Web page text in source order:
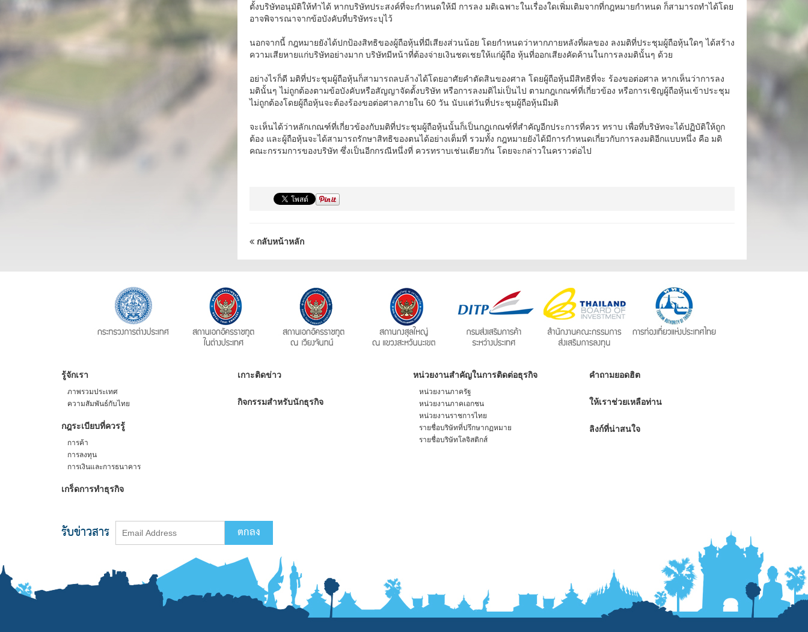
ตั้งบริษัทอนุมัติให้ทำได้ หากบริษัทประสงค์ที่จะกำหนดให้มี การลง มติเฉพาะในเรื่องใดเพิ่มเติมจากที่กฎหมายกำหนด ก็สามารถทำได้โดย
อาจพิจารณาจากข้อบังคับที่บริษัทระบุไว้
นอกจากนี้ กฎหมายยังได้ปกป้องสิทธิของผู้ถือหุ้นที่มีเสียงส่วนน้อย โดยกำหนดว่าหากภายหลังที่ผลของ ลงมติที่ประชุมผู้ถือหุ้นใดๆ ได้สร้าง
ความเสียหายแก่บริษัทอย่างมาก บริษัทมีหน้าที่ต้องจ่ายเงินชดเชยให้แก่ผู้ถือ หุ้นที่ออกเสียงคัดค้านในการลงมตินั้นๆ ด้วย
อย่างไรก็ดี มติที่ประชุมผู้ถือหุ้นก็สามารถลบล้างได้โดยอาศัยคำตัดสินของศาล โดยผู้ถือหุ้นมีสิทธิที่จะ ร้องขอต่อศาล หากเห็นว่าการลง
มตินั้นๆ ไม่ถูกต้องตามข้อบังคับหรือสัญญาจัดตั้งบริษัท หรือการลงมติไม่เป็นไป ตามกฎเกณฑ์ที่เกี่ยวข้อง หรือการเชิญผู้ถือหุ้นเข้าประชุม
ไม่ถูกต้องโดยผู้ถือหุ้นจะต้องร้องขอต่อศาลภายใน 60 วัน นับแต่วันที่ประชุมผู้ถือหุ้นมีมติ
จะเห็นได้ว่าหลักเกณฑ์ที่เกี่ยวข้องกับมติที่ประชุมผู้ถือหุ้นนั้นก็เป็นกฎเกณฑ์ที่สำคัญอีกประการที่ควร ทราบ เพื่อที่บริษัทจะได้ปฏิบัติให้ถูก
ต้อง และผู้ถือหุ้นจะได้สามารถรักษาสิทธิของตนได้อย่างเต็มที่ รวมทั้ง กฎหมายยังได้มีการกำหนดเกี่ยวกับการลงมติอีกแบบหนึ่ง คือ มติ
คณะกรรมการของบริษัท ซึ่งเป็นอีกกรณีหนึ่งที่ ควรทราบเช่นเดียวกัน โดยจะกล่าวในคราวต่อไป
กลับหน้าหลัก
รู้จักเรา
ภาพรวมประเทศ
ความสัมพันธ์กับไทย
กฎระเบียบที่ควรรู้
การค้า
การลงทุน
การเงินและการธนาคาร
เกร็ดการทำธุรกิจ
เกาะติดข่าว
กิจกรรมสำหรับนักธุรกิจ
หน่วยงานสำคัญในการติดต่อธุรกิจ
หน่วยงานภาครัฐ
หน่วยงานภาคเอกชน
หน่วยงานราชการไทย
รายชื่อบริษัทที่ปรึกษากฏหมาย
รายชื่อบริษัทโลจิสติกส์
คำถามยอดฮิต
ให้เราช่วยเหลือท่าน
ลิงก์ที่น่าสนใจ
รับข่าวสาร